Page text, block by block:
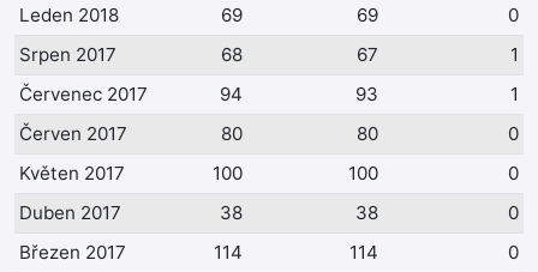
Leden 2018
69 69
0
Srpen 2017
68 67
1
Červenec 2017
94 93
1
Červen 2017
80 80
0
Květen 2017
100 100
0
Duben 2017
38 38
0
Březen 2017
114 114
0